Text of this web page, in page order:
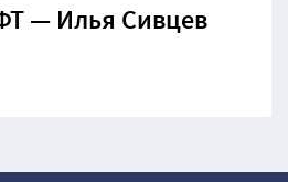
— Илья Сивцев